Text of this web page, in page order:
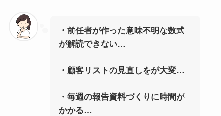
・前任者が作った意味不明な数式
が解読できない…
・顧客リストの見直しをが大変…
・毎週の報告資料づくりに時間が
かかる…